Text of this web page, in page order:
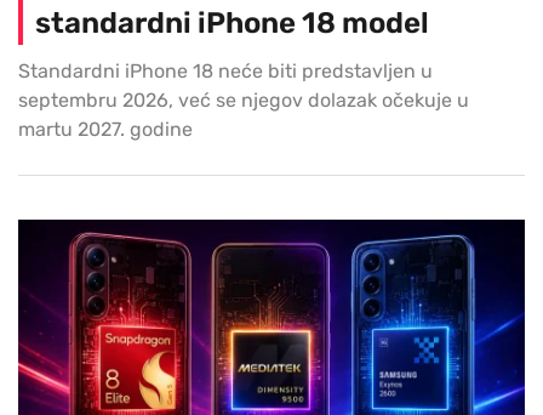
standardni iPhone 18 model
Standardni iPhone 18 neće biti predstavljen u
septembru 2026, već se njegov dolazak očekuje u
martu 2027. godine